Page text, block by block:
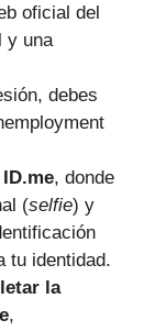
oficial del
y una
debes
, donde
(selfie) y
tu identidad.
la
,